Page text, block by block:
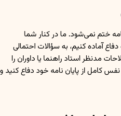
ختم نمی‌شود. ما در کنار شما
آماده کنیم، به سؤالات احتمالی
مدنظر استاد راهنما یا داوران را
نفس کامل از پایان نامه خود دفاع کنید و